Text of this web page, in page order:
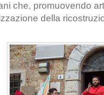
che, promuovendo
della